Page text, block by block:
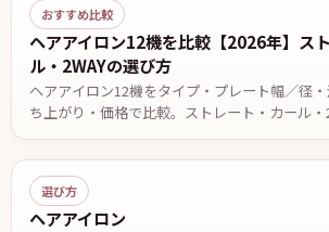
おすすめ比較
ヘアアイロン12機を比較【2026年】ス
ル・2WAYの選び方
ヘアアイロン12機をタイプ・プレート幅／径
ち上がり・価格で比較。ストレート・カール
髪・ショート・ロング・くせ毛など目的別の
めの注意点を解説します。価格・仕様は2026
選び方
ヘアアイロン